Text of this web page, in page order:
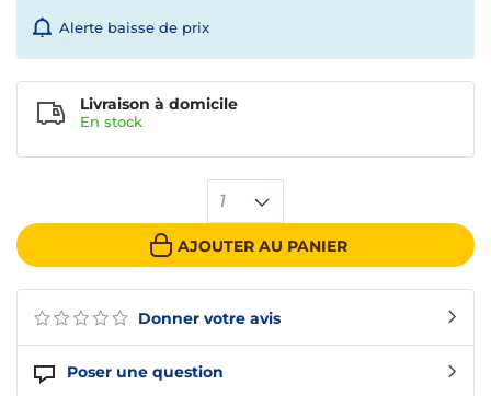
Donner votre avis
Poser une question
Alerte baisse de prix
1
AJOUTER AU PANIER
Livraison à domicile
En stock